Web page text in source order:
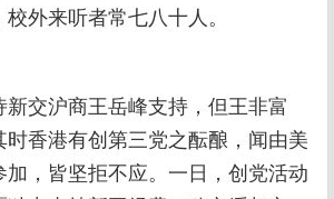
外来听者常七八十人。
交沪商王岳峰支持，但王非富
香港有创第三党之酝酿，闻由美
，皆坚拒不应。一日，创党活动